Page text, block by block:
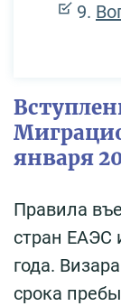
января
Правила
стран ЕАЭС
года.
срока